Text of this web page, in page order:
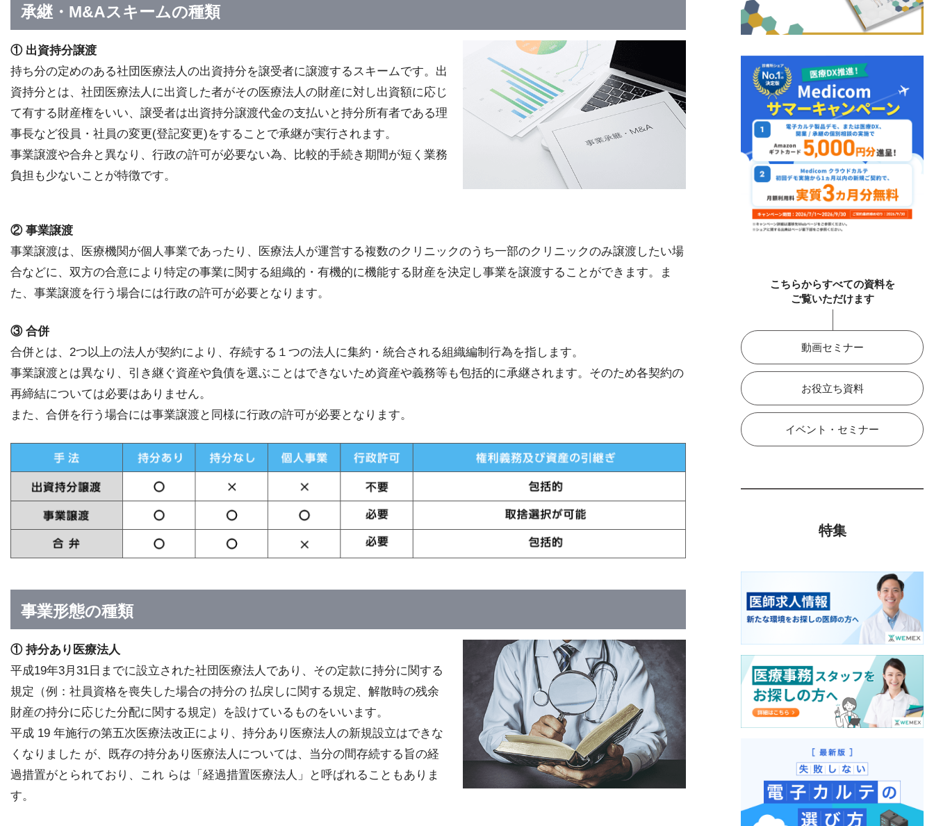
承継・M&Aスキームの種類
① 出資持分譲渡
持ち分の定めのある社団医療法人の出資持分を譲受者に譲渡するスキームです。出
資持分とは、社団医療法人に出資した者がその医療法人の財産に対し出資額に応じ
て有する財産権をいい、譲受者は出資持分譲渡代金の支払いと持分所有者である理
事長など役員・社員の変更(登記変更)をすることで承継が実行されます。
事業譲渡や合弁と異なり、行政の許可が必要ない為、比較的手続き期間が短く業務
負担も少ないことが特徴です。
② 事業譲渡
事業譲渡は、医療機関が個人事業であったり、医療法人が運営する複数のクリニックのうち一部のクリニックのみ譲渡したい場
合などに、双方の合意により特定の事業に関する組織的・有機的に機能する財産を決定し事業を譲渡することができます。ま
た、事業譲渡を行う場合には行政の許可が必要となります。
③ 合併
合併とは、2つ以上の法人が契約により、存続する１つの法人に集約・統合される組織編制行為を指します。
事業譲渡とは異なり、引き継ぐ資産や負債を選ぶことはできないため資産や義務等も包括的に承継されます。そのため各契約の
再締結については必要はありません。
また、合併を行う場合には事業譲渡と同様に行政の許可が必要となります。
事業形態の種類
① 持分あり医療法人
平成19年3月31日までに設立された社団医療法人であり、その定款に持分に関する
規定（例：社員資格を喪失した場合の持分の 払戻しに関する規定、解散時の残余
財産の持分に応じた分配に関する規定）を設けているものをいいます。
平成 19 年施行の第五次医療法改正により、持分あり医療法人の新規設立はできな
くなりました が、既存の持分あり医療法人については、当分の間存続する旨の経
過措置がとられており、これ らは「経過措置医療法人」と呼ばれることもありま
す。
こちらからすべての資料を
ご覧いただけます
動画セミナー
お役立ち資料
イベント・セミナー
特集